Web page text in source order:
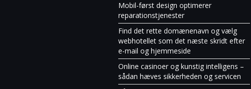
Mobil-først design optimerer
reparationstjenester
Find det rette domænenavn og vælg
webhotellet som det næste skridt efter
e-mail og hjemmeside
Online casinoer og kunstig intelligens –
sådan hæves sikkerheden og servicen